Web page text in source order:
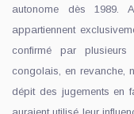
autonome dès 1989.
appartiennent
confirmé par plusieurs
congolais, en revanche,
dépit des jugements en